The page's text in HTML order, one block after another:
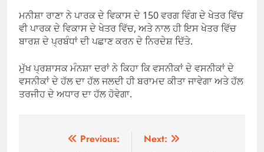
ਮਨੀਸ਼ਾ ਰਾਣਾ ਨੇ ਪਾਰਕ ਦੇ ਵਿਕਾਸ ਦੇ 150 ਵਰਗ ਵਿੰਗ ਦੇ ਖੇਤਰ ਵਿੱਚ
ਵੀ ਪਾਰਕ ਦੇ ਵਿਕਾਸ ਦੇ ਖੇਤਰ ਵਿੱਚ, ਅਤੇ ਨਾਲ ਹੀ ਇਸ ਖੇਤਰ ਵਿੱਚ
ਬਾਰਸ਼ ਦੇ ਪ੍ਰਬੰਧਾਂ ਦੀ ਪਛਾਣ ਕਰਨ ਦੇ ਨਿਰਦੇਸ਼ ਦਿੱਤੇ.
ਮੁੱਖ ਪ੍ਰਸ਼ਾਸਕ ਮੰਨਸ਼ਾ ਦਰਾਂ ਨੇ ਕਿਹਾ ਕਿ ਵਸਨੀਕਾਂ ਦੇ ਵਸਨੀਕਾਂ ਦੇ
ਵਸਨੀਕਾਂ ਦੇ ਹੱਲ ਦਾ ਹੱਲ ਜਲਦੀ ਹੀ ਬਰਾਮਦ ਕੀਤਾ ਜਾਵੇਗਾ ਅਤੇ ਹੱਲ
ਤਰਜੀਹ ਦੇ ਅਧਾਰ ਦਾ ਹੱਲ ਹੋਵੇਗਾ.
Previous:
Next: